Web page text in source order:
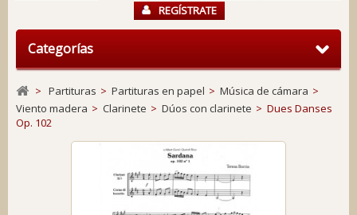
REGÍSTRATE
Categorías
> Partituras > Partituras en papel > Música de cámara >
Viento madera > Clarinete > Dúos con clarinete > Dues Danses
Op. 102